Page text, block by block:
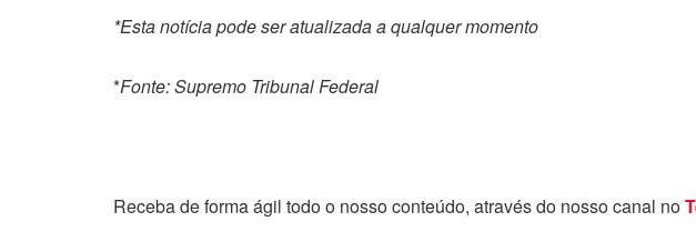
*Esta notícia pode ser atualizada a qualquer momento
*Fonte: Supremo Tribunal Federal
Receba de forma ágil todo o nosso conteúdo, através do nosso canal no